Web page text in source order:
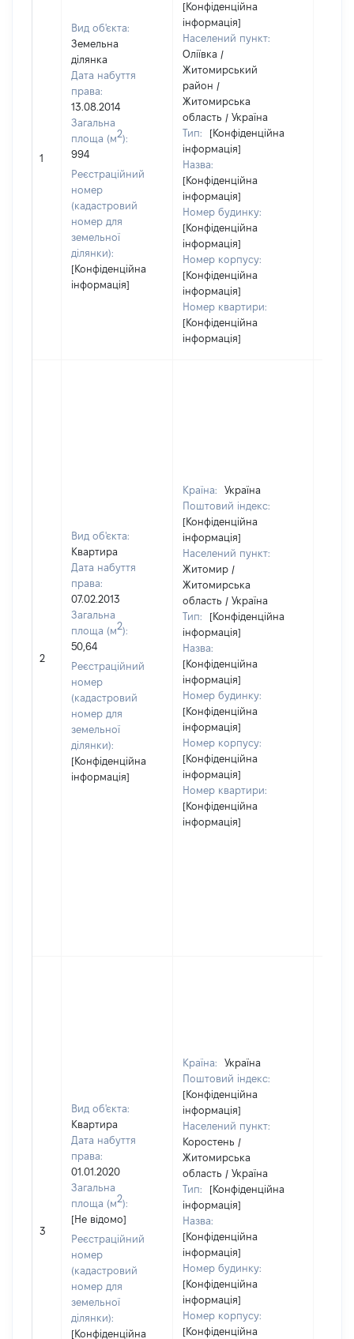
1
Вид об'єкта:
Земельна
ділянка
Дата набуття
права:
13.08.2014
Загальна
площа (м2):
994
Реєстраційний
номер
(кадастровий
номер для
земельної
ділянки):
[Конфіденційна
інформація]
[Конфіденційна
інформація]
Населений пункт:
Оліївка /
Житомирський
район /
Житомирська
область / Україна
Тип:
[Конфіденційна
інформація]
Назва:
[Конфіденційна
інформація]
Номер будинку:
[Конфіденційна
інформація]
Номер корпусу:
[Конфіденційна
інформація]
Номер квартири:
[Конфіденційна
інформація]
2
Вид об'єкта:
Квартира
Дата набуття
права:
07.02.2013
Загальна
площа (м2):
50,64
Реєстраційний
номер
(кадастровий
номер для
земельної
ділянки):
[Конфіденційна
інформація]
Країна:
Україна
Поштовий індекс:
[Конфіденційна
інформація]
Населений пункт:
Житомир /
Житомирська
область / Україна
Тип:
[Конфіденційна
інформація]
Назва:
[Конфіденційна
інформація]
Номер будинку:
[Конфіденційна
інформація]
Номер корпусу:
[Конфіденційна
інформація]
Номер квартири:
[Конфіденційна
інформація]
3
Вид об'єкта:
Квартира
Дата набуття
права:
01.01.2020
Загальна
площа (м2):
[Не відомо]
Реєстраційний
номер
(кадастровий
номер для
земельної
ділянки):
[Конфіденційна
Країна:
Україна
Поштовий індекс:
[Конфіденційна
інформація]
Населений пункт:
Коростень /
Житомирська
область / Україна
Тип:
[Конфіденційна
інформація]
Назва:
[Конфіденційна
інформація]
Номер будинку:
[Конфіденційна
інформація]
Номер корпусу:
[Конфіденційна